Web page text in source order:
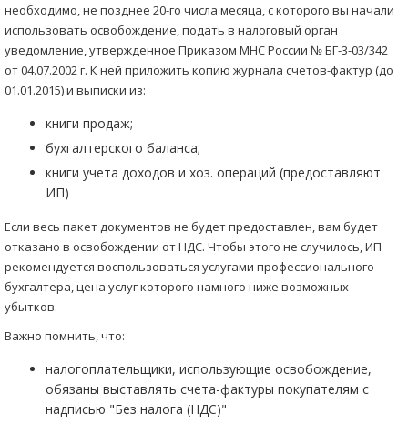
необходимо, не позднее 20-го числа месяца, с которого вы начали
использовать освобождение, подать в налоговый орган
уведомление, утвержденное Приказом МНС России № БГ-3-03/342
от 04.07.2002 г. К ней приложить копию журнала счетов-фактур (до
01.01.2015) и выписки из:
книги продаж;
бухгалтерского баланса;
книги учета доходов и хоз. операций (предоставляют
ИП)
Если весь пакет документов не будет предоставлен, вам будет
отказано в освобождении от НДС. Чтобы этого не случилось, ИП
рекомендуется воспользоваться услугами профессионального
бухгалтера, цена услуг которого намного ниже возможных
убытков.
Важно помнить, что:
налогоплательщики, использующие освобождение,
обязаны выставлять счета-фактуры покупателям с
надписью "Без налога (НДС)"